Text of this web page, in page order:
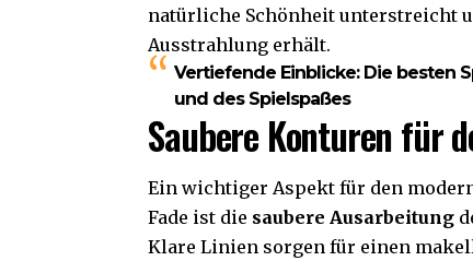
natürliche Schönheit unterstreicht
Ausstrahlung erhält.
Vertiefende Einblicke: Die besten
und des Spielspaßes
Saubere Konturen für
Ein wichtiger Aspekt für den
Fade ist die saubere Ausarbeitung
Klare Linien sorgen für einen